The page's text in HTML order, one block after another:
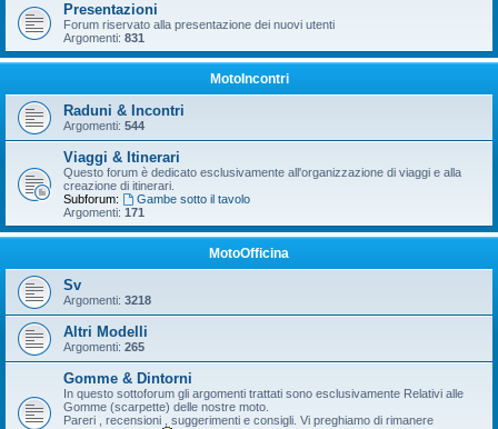
Presentazioni
Forum riservato alla presentazione dei nuovi utenti
Argomenti: 831
MotoIncontri
Raduni & Incontri
Argomenti: 544
Viaggi & Itinerari
Questo forum è dedicato esclusivamente all'organizzazione di viaggi e alla
creazione di itinerari.
Subforum:
Gambe sotto il tavolo
Argomenti: 171
MotoOfficina
Sv
Argomenti: 3218
Altri Modelli
Argomenti: 265
Gomme & Dintorni
In questo sottoforum gli argomenti trattati sono esclusivamente Relativi alle
Gomme (scarpette) delle nostre moto.
Pareri , recensioni , suggerimenti e consigli. Vi preghiamo di rimanere